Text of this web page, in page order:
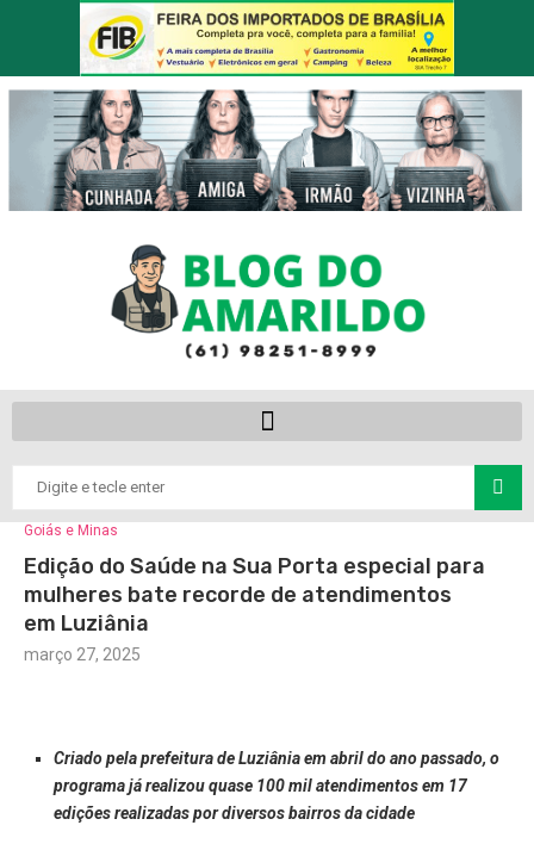
Goiás e Minas
Edição do Saúde na Sua Porta especial para
mulheres bate recorde de atendimentos
em Luziânia
março 27, 2025
Criado pela prefeitura de Luziânia em abril do ano passado, o
programa já realizou quase 100 mil atendimentos em 17
edições realizadas por diversos bairros da cidade